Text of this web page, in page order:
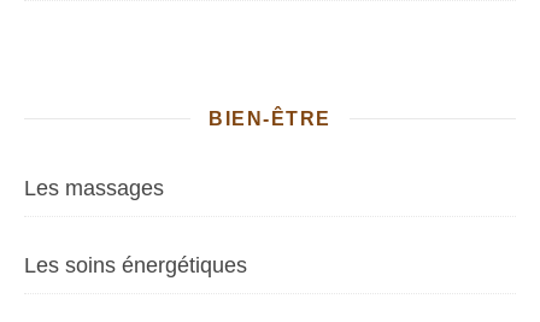
BIEN-ÊTRE
Les massages
Les soins énergétiques